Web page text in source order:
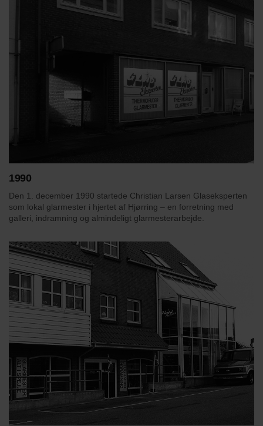
1990
Den 1. december 1990 startede Christian Larsen Glaseksperten
som lokal glarmester i hjertet af Hjørring – en forretning med
galleri, indramning og almindeligt glarmesterarbejde.